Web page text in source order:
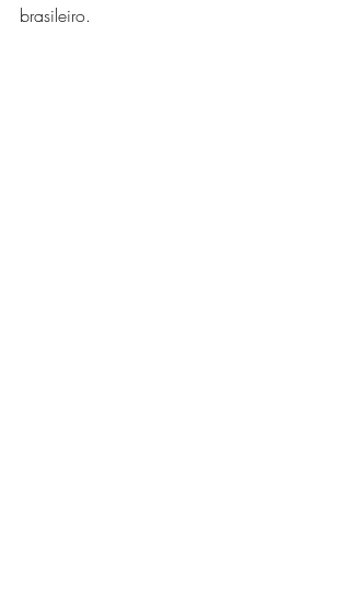
brasileiro.